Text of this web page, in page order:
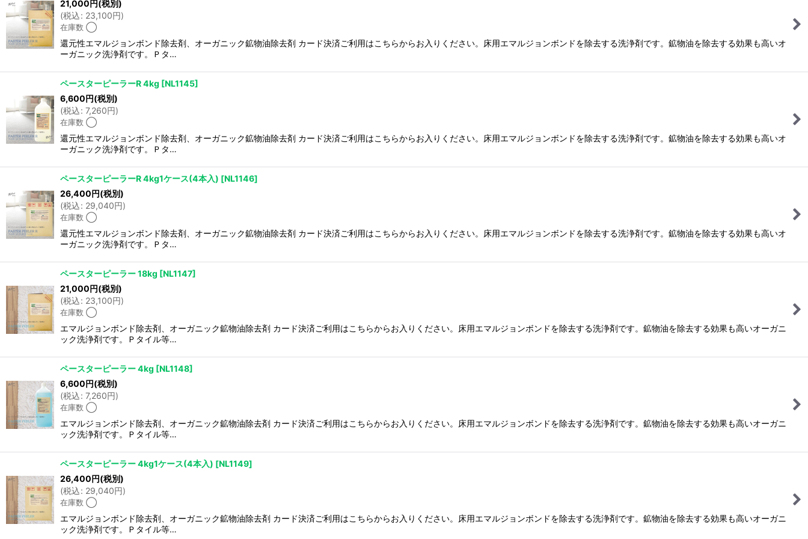
並び順:
絞り込む
21,000円(税別)
(税込: 23,100円)
在庫数 ◯
還元性エマルジョンボンド除去剤、オーガニック鉱物油除去剤 カード決済ご利用はこちらからお入りください。床用エマルジョンボンドを除去する洗浄剤です。鉱物油を除去する効果も高いオ
ーガニック洗浄剤です。Ｐタ…
ペースターピーラーR 4kg [NL1145]
6,600円(税別)
(税込: 7,260円)
在庫数 ◯
還元性エマルジョンボンド除去剤、オーガニック鉱物油除去剤 カード決済ご利用はこちらからお入りください。床用エマルジョンボンドを除去する洗浄剤です。鉱物油を除去する効果も高いオ
ーガニック洗浄剤です。Ｐタ…
ペースターピーラーR 4kg1ケース(4本入) [NL1146]
26,400円(税別)
(税込: 29,040円)
在庫数 ◯
還元性エマルジョンボンド除去剤、オーガニック鉱物油除去剤 カード決済ご利用はこちらからお入りください。床用エマルジョンボンドを除去する洗浄剤です。鉱物油を除去する効果も高いオ
ーガニック洗浄剤です。Ｐタ…
ペースターピーラー 18kg [NL1147]
21,000円(税別)
(税込: 23,100円)
在庫数 ◯
エマルジョンボンド除去剤、オーガニック鉱物油除去剤 カード決済ご利用はこちらからお入りください。床用エマルジョンボンドを除去する洗浄剤です。鉱物油を除去する効果も高いオーガニ
ック洗浄剤です。Ｐタイル等…
ペースターピーラー 4kg [NL1148]
6,600円(税別)
(税込: 7,260円)
在庫数 ◯
エマルジョンボンド除去剤、オーガニック鉱物油除去剤 カード決済ご利用はこちらからお入りください。床用エマルジョンボンドを除去する洗浄剤です。鉱物油を除去する効果も高いオーガニ
ック洗浄剤です。Ｐタイル等…
ペースターピーラー 4kg1ケース(4本入) [NL1149]
26,400円(税別)
(税込: 29,040円)
在庫数 ◯
エマルジョンボンド除去剤、オーガニック鉱物油除去剤 カード決済ご利用はこちらからお入りください。床用エマルジョンボンドを除去する洗浄剤です。鉱物油を除去する効果も高いオーガニ
ック洗浄剤です。Ｐタイル等…